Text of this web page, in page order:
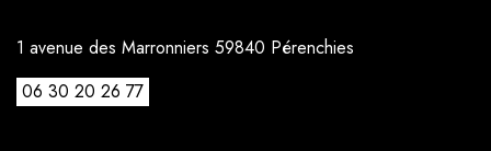
1 avenue des Marronniers 59840 Pérenchies
06 30 20 26 77